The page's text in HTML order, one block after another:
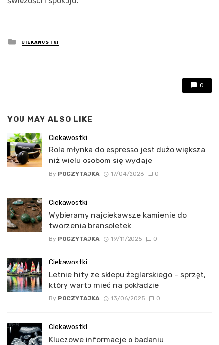
Posted
in
CIEKAWOSTKI
0
YOU MAY ALSO LIKE
Ciekawostki
Rola młynka do espresso jest dużo większa
niż wielu osobom się wydaje
By POCZYTAJKA 17/04/2026 0
Ciekawostki
Wybieramy najciekawsze kamienie do
tworzenia bransoletek
By POCZYTAJKA 19/11/2025 0
Ciekawostki
Letnie hity ze sklepu żeglarskiego – sprzęt,
który warto mieć na pokładzie
By POCZYTAJKA 13/06/2025 0
Ciekawostki
Kluczowe informacje o badaniu